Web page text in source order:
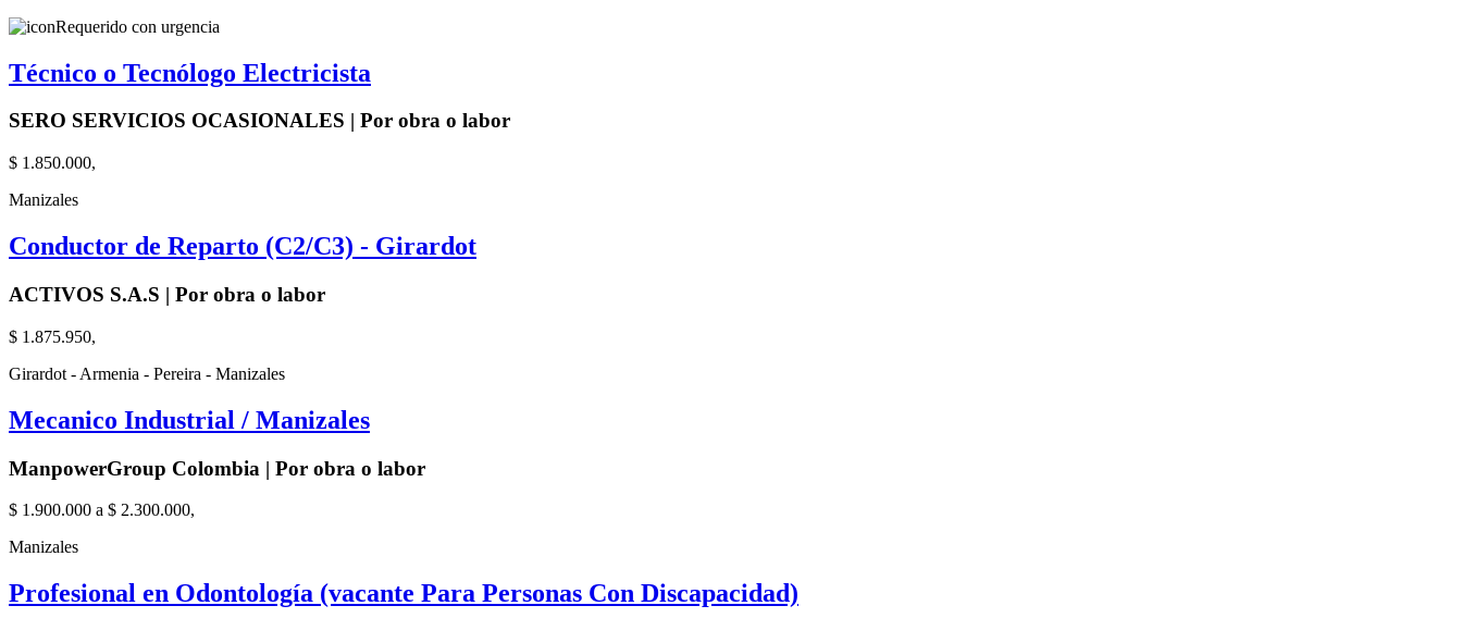
Requerido con urgencia
Técnico o Tecnólogo Electricista
SERO SERVICIOS OCASIONALES | Por obra o labor
$ 1.850.000,
Manizales
Conductor de Reparto (C2/C3) - Girardot
ACTIVOS S.A.S | Por obra o labor
$ 1.875.950,
Girardot - Armenia - Pereira - Manizales
Mecanico Industrial / Manizales
ManpowerGroup Colombia | Por obra o labor
$ 1.900.000 a $ 2.300.000,
Manizales
Profesional en Odontología (vacante Para Personas Con Discapacidad)